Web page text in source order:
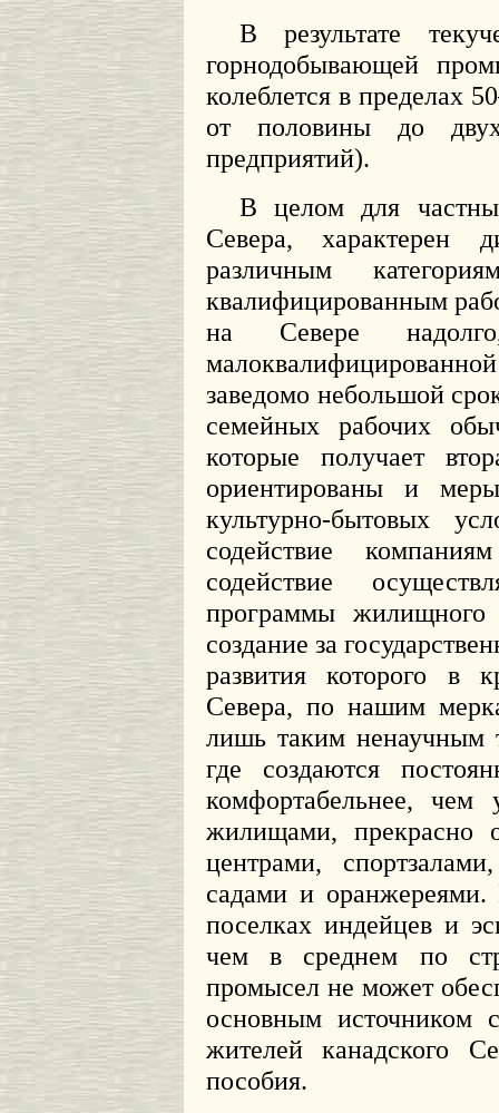
В результате
горнодобывающей
колеблется в пределах
от половины до
предприятий).
В целом для
Севера, характерен
различным
квалифицированным
на Севере
заведомо небольшой
семейных рабочих
которые получает
ориентированы и
культурно-бытовых
содействие
содействие
программы жилищного
создание за
развития которого в
Севера, по нашим
лишь таким ненаучным
где создаются
комфортабельнее,
жилищами, прекрасно
центрами,
садами и
поселках индейцев и
чем в среднем по
промысел не может
основным источником
жителей канадского
пособия.